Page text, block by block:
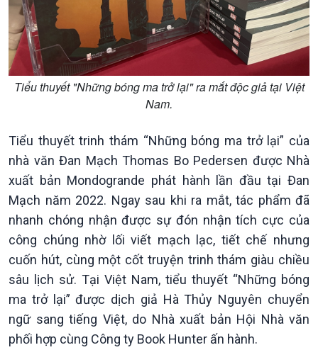
Chính trị
Tin Chính trị
Chính phủ với người dân
Quốc hội với cử tri
Xây dựng đảng
Đảng trong cuộc sống
Nhận diện sự thật
Pháp luật và đời sống
Thế giới
Tin thế giới
Vấn đề quốc tế
Hồ sơ sự kiện quốc tế
Thế giới & Việt Nam
Biên cương - Một dải vững
bền
Tiểu thuyết "Những bóng ma trở lại" ra mắt độc giả tại Việt
Nam.
Tiểu thuyết trinh thám “Những bóng ma trở lại” của
nhà văn Đan Mạch Thomas Bo Pedersen được Nhà
xuất bản Mondogrande phát hành lần đầu tại Đan
Mạch năm 2022. Ngay sau khi ra mắt, tác phẩm đã
nhanh chóng nhận được sự đón nhận tích cực của
công chúng nhờ lối viết mạch lạc, tiết chế nhưng
cuốn hút, cùng một cốt truyện trinh thám giàu chiều
sâu lịch sử. Tại Việt Nam, tiểu thuyết “Những bóng
ma trở lại” được dịch giả Hà Thủy Nguyên chuyển
ngữ sang tiếng Việt, do Nhà xuất bản Hội Nhà văn
phối hợp cùng Công ty Book Hunter ấn hành.